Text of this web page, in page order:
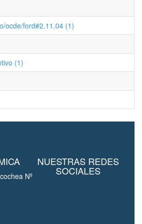
ocde/ford#2.11.04 (1)
(1)
Nº
NUESTRAS REDES
SOCIALES